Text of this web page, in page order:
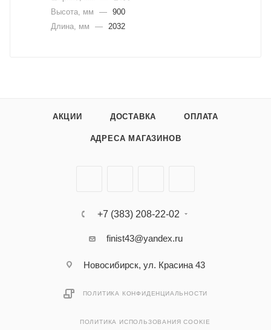
Высота, мм
— 900
Длина, мм
— 2032
АКЦИИ ДОСТАВКА ОПЛАТА
АДРЕСА МАГАЗИНОВ
+7 (383) 208-22-02
finist43@yandex.ru
Новосибирск, ул. Красина 43
ПОЛИТИКА КОНФИДЕНЦИАЛЬНОСТИ
ПОЛИТИКА ИСПОЛЬЗОВАНИЯ COOKIE